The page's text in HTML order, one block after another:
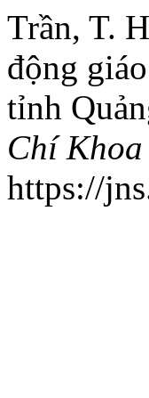
Trần, T.
động
tỉnh
Chí
https://